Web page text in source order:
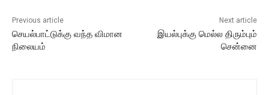
Previous article
செயல்பாட்டுக்கு வந்த விமான
நிலையம்
Next article
இயல்புக்கு மெல்ல திரும்பும்
சென்னை